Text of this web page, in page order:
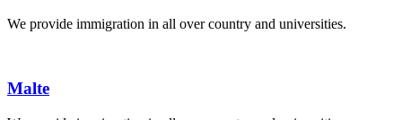
We provide immigration in all over country and universities.
Malte